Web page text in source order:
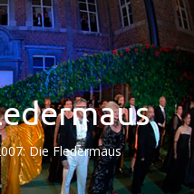
Die Fledermaus